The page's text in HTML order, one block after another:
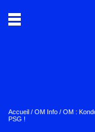
Accueil / OM Info / OM :
PSG !